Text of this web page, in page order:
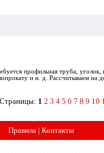
профильная труба, уголок,
и н. д. Рассчитываем на
Страницы: 1 2 3 4 5 6 7 8 9 10
Правила | Контакты